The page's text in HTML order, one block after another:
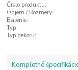
Číslo produktu:
Objem / Rozmery:
Balenie:
Typ:
Typ dekoru:
Kompletné